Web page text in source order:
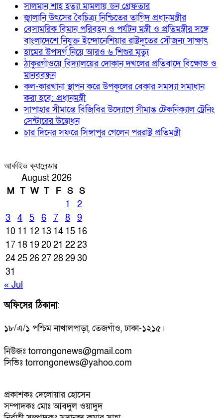
সালমান শাহ হত্যা মামলায় ডন গ্রেফতার
জ্বালানি উৎসের বৈচিত্র্য নিশ্চিতের তাগিদ প্রধানমন্ত্রীর
বেসামরিক বিমান পরিবহন ও পর্যটন মন্ত্রী ও প্রতিমন্ত্রীর সঙ্গে
বাংলাদেশে নিযুক্ত ইন্দোনেশিয়ার রাষ্ট্রদূতের সৌজন্য সাক্ষাৎ
হামের উপসর্গ নিয়ে আরও ৬ শিশুর মৃত্যু
ঠাকুরগাঁওয়ে বিদ্যালয়ের দোকান দখলের প্রতিবাদে বিক্ষোভ ও
মানববন্ধন
কল-কারখানা স্থাপন করে উপকূলের বেকার সমস্যা সমাধান
করা হবে: প্রধানমন্ত্রী
সাপাহার সীমান্তে বিজিবির উদ্যোগে সীমান্ত টেকনিক্যাল ট্রেনিং
সেন্টারের উদ্বোধন
চার দিনের সফরে সিঙ্গাপুর গেলেন পররাষ্ট্র প্রতিমন্ত্রী
আর্কাইভ ক্যালেন্ডার
August 2026
M T W T F S S
1
2
3
4 5 6 7 8
9
10 11 12 13 14 15 16
17 18 192021 2223
24252627282930
31
« Jul
অফিসের ঠিকানা:
১৮/এ/১ পশ্চিম নাখালপাড়া, তেজগাঁও, ঢাকা-১২১৫।
নিউজঃ torrongonews@gmail.com
সিভিঃ torrongonews@yahoo.com
প্রকাশকঃ দেলোয়ার হোসেন
সম্পাদকঃ মোঃ আবদুল ওয়াদুদ